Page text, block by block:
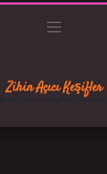
Gizlilik Politikası
menüyü
aç
Zihin Açıcı Keşifler
Merak uyandıran bilgilerle dünyaya bak!